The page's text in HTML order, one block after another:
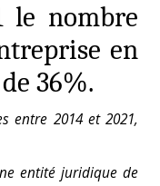
le nombre
en
36%.
entre 2014 et 2021,
entité juridique de